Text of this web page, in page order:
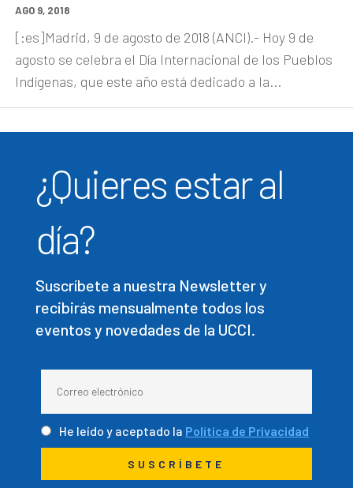
AGO 9, 2018
[:es]Madrid, 9 de agosto de 2018 (ANCI).- Hoy 9 de
agosto se celebra el Día Internacional de los Pueblos
Indígenas, que este año está dedicado a la...
¿Quieres estar al
día?
Suscríbete a nuestra Newsletter y
recibirás mensualmente todos los
eventos y novedades de la UCCI.
He leído y aceptado la Política de Privacidad